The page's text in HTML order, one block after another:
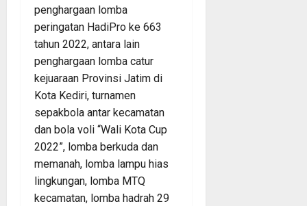
penghargaan lomba
peringatan HadiPro ke 663
tahun 2022, antara lain
penghargaan lomba catur
kejuaraan Provinsi Jatim di
Kota Kediri, turnamen
sepakbola antar kecamatan
dan bola voli “Wali Kota Cup
2022”, lomba berkuda dan
memanah, lomba lampu hias
lingkungan, lomba MTQ
kecamatan, lomba hadrah 29